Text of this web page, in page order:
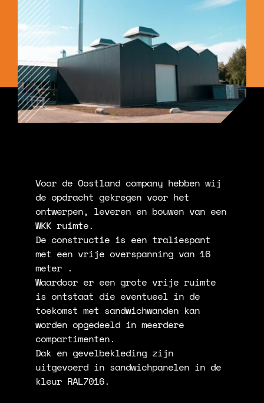
Voor de Oostland company hebben wij
de opdracht gekregen voor het
ontwerpen, leveren en bouwen van een
WKK ruimte.
De constructie is een traliespant
met een vrije overspanning van 16
meter .
Waardoor er een grote vrije ruimte
is ontstaat die eventueel in de
toekomst met sandwichwanden kan
worden opgedeeld in meerdere
compartimenten.
Dak en gevelbekleding zijn
uitgevoerd in sandwichpanelen in de
kleur RAL7016.